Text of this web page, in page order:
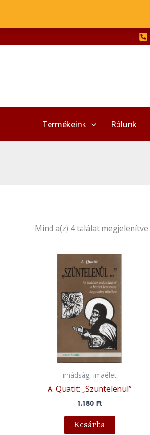
content
Termékeink Rólunk
Mind a(z) 4 találat megjelenítve
imádság, imaélet
A. Quatit: „Szüntelenül”
1.180 Ft
Kosárba